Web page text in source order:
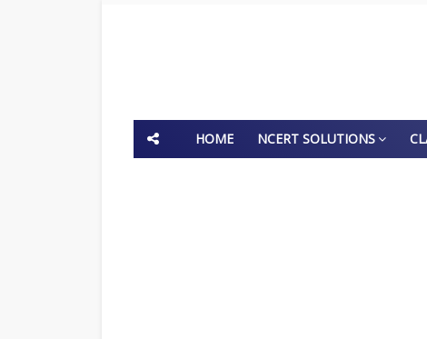
HOME NCERT SOLUTIONS